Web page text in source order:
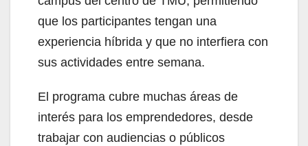
que los participantes tengan una
experiencia híbrida y que no interfiera con
sus actividades entre semana.
El programa cubre muchas áreas de
interés para los emprendedores, desde
trabajar con audiencias o públicos